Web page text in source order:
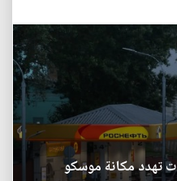
تهدد مكانة موسكو